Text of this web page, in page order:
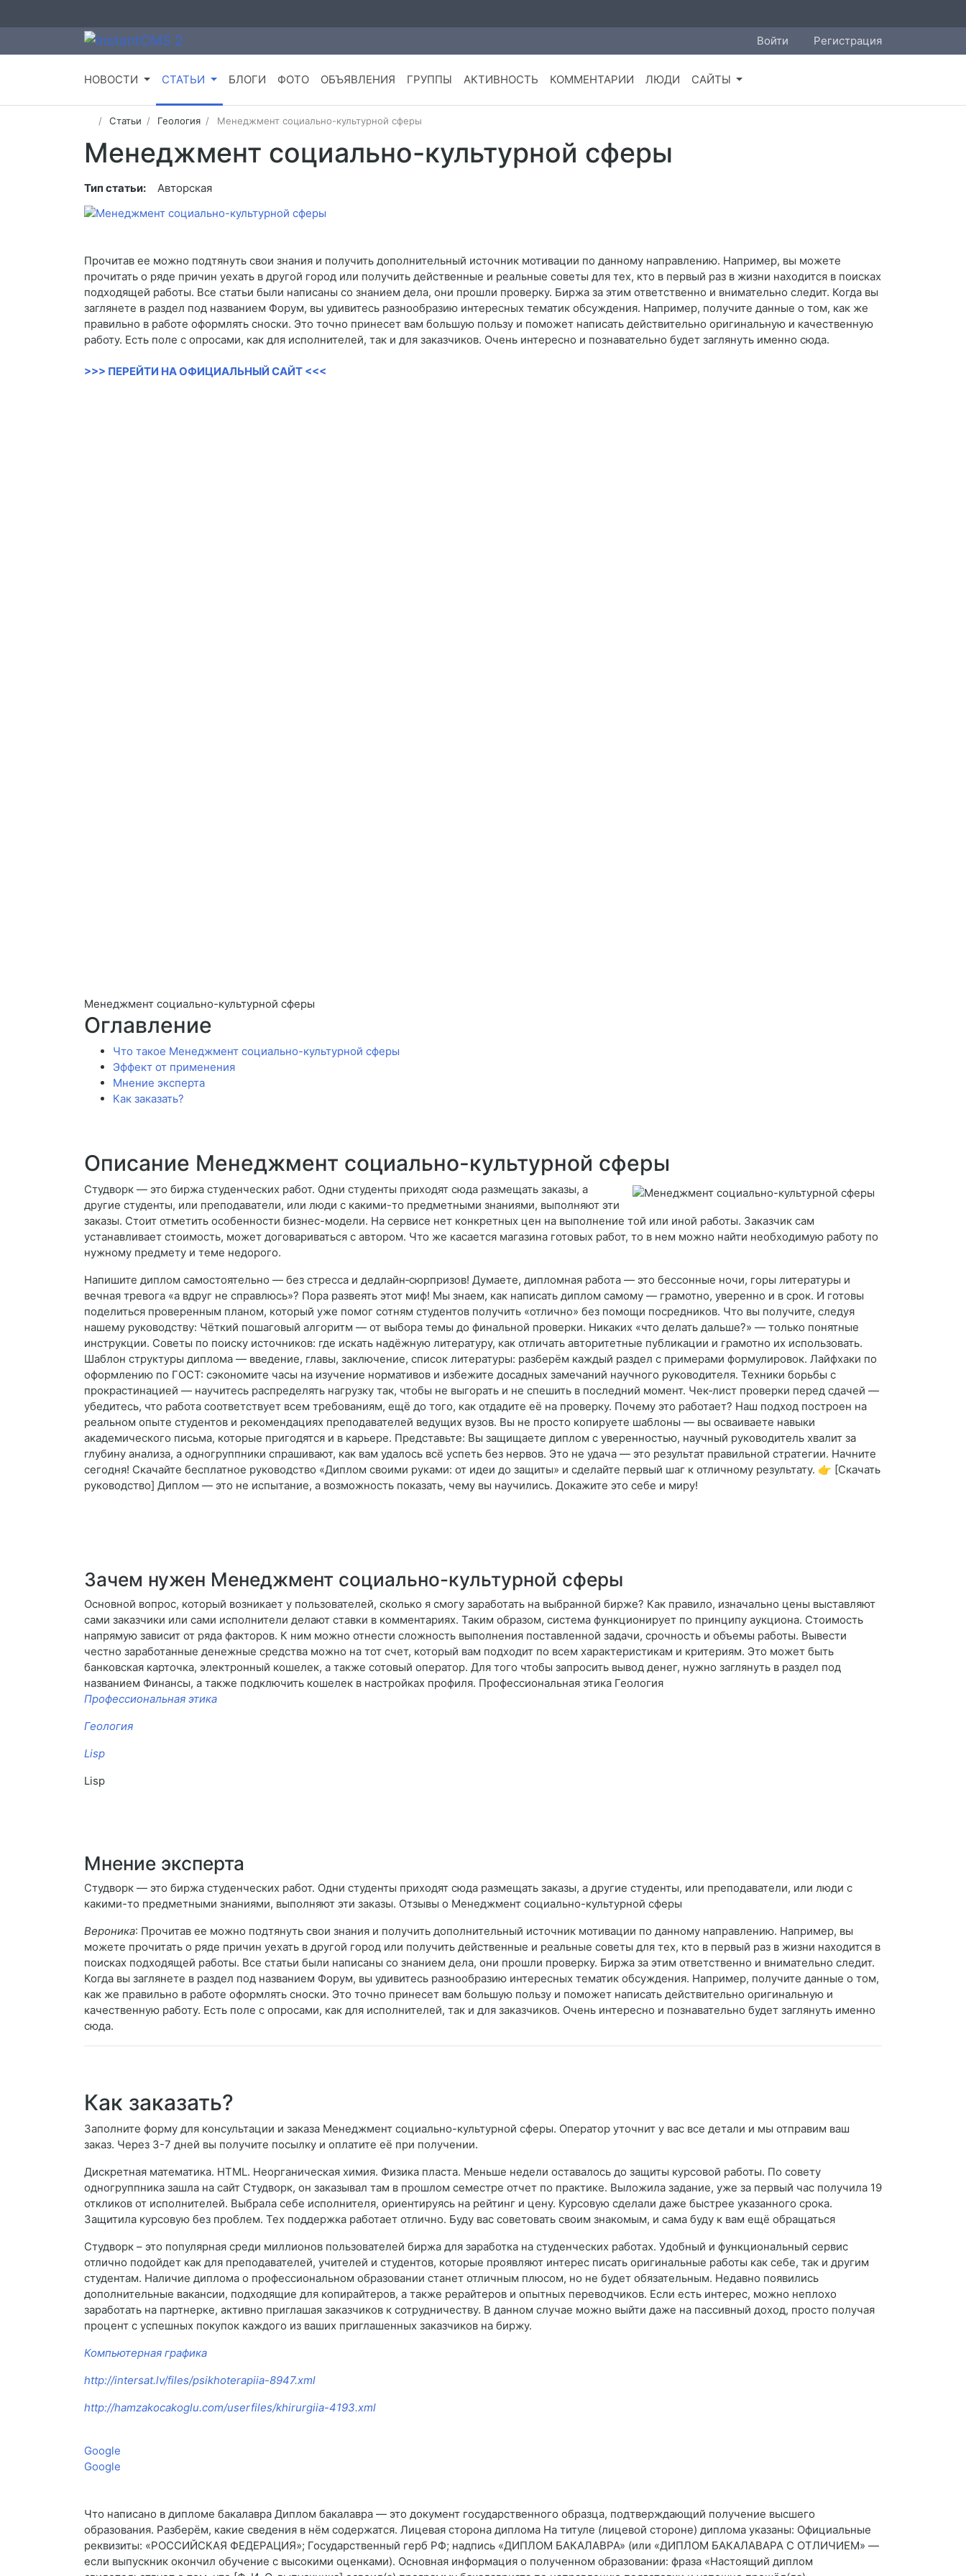
Войти Регистрация
НОВОСТИ СТАТЬИ БЛОГИ ФОТО ОБЪЯВЛЕНИЯ ГРУППЫ АКТИВНОСТЬ КОММЕНТАРИИ ЛЮДИ САЙТЫ
Статьи Геология Менеджмент социально-культурной сферы
Менеджмент социально-культурной сферы
Тип статьи: Авторская
Прочитав ее можно подтянуть свои знания и получить дополнительный источник мотивации по данному направлению. Например, вы можете
прочитать о ряде причин уехать в другой город или получить действенные и реальные советы для тех, кто в первый раз в жизни находится в поисках
подходящей работы. Все статьи были написаны со знанием дела, они прошли проверку. Биржа за этим ответственно и внимательно следит. Когда вы
заглянете в раздел под названием Форум, вы удивитесь разнообразию интересных тематик обсуждения. Например, получите данные о том, как же
правильно в работе оформлять сноски. Это точно принесет вам большую пользу и поможет написать действительно оригинальную и качественную
работу. Есть поле с опросами, как для исполнителей, так и для заказчиков. Очень интересно и познавательно будет заглянуть именно сюда.
>>> ПЕРЕЙТИ НА ОФИЦИАЛЬНЫЙ САЙТ <<<
Менеджмент социально-культурной сферы
Оглавление
Что такое Менеджмент социально-культурной сферы
Эффект от применения
Мнение эксперта
Как заказать?
Описание Менеджмент социально-культурной сферы
Студворк — это биржа студенческих работ. Одни студенты приходят сюда размещать заказы, а
другие студенты, или преподаватели, или люди с какими-то предметными знаниями, выполняют эти
заказы. Стоит отметить особенности бизнес-модели. На сервисе нет конкретных цен на выполнение той или иной работы. Заказчик сам
устанавливает стоимость, может договариваться с автором. Что же касается магазина готовых работ, то в нем можно найти необходимую работу по
нужному предмету и теме недорого.
Напишите диплом самостоятельно — без стресса и дедлайн‑сюрпризов! Думаете, дипломная работа — это бессонные ночи, горы литературы и
вечная тревога «а вдруг не справлюсь»? Пора развеять этот миф! Мы знаем, как написать диплом самому — грамотно, уверенно и в срок. И готовы
поделиться проверенным планом, который уже помог сотням студентов получить «отлично» без помощи посредников. Что вы получите, следуя
нашему руководству: Чёткий пошаговый алгоритм — от выбора темы до финальной проверки. Никаких «что делать дальше?» — только понятные
инструкции. Советы по поиску источников: где искать надёжную литературу, как отличать авторитетные публикации и грамотно их использовать.
Шаблон структуры диплома — введение, главы, заключение, список литературы: разберём каждый раздел с примерами формулировок. Лайфхаки по
оформлению по ГОСТ: сэкономите часы на изучение нормативов и избежите досадных замечаний научного руководителя. Техники борьбы с
прокрастинацией — научитесь распределять нагрузку так, чтобы не выгорать и не спешить в последний момент. Чек‑лист проверки перед сдачей —
убедитесь, что работа соответствует всем требованиям, ещё до того, как отдадите её на проверку. Почему это работает? Наш подход построен на
реальном опыте студентов и рекомендациях преподавателей ведущих вузов. Вы не просто копируете шаблоны — вы осваиваете навыки
академического письма, которые пригодятся и в карьере. Представьте: Вы защищаете диплом с уверенностью, научный руководитель хвалит за
глубину анализа, а одногруппники спрашивают, как вам удалось всё успеть без нервов. Это не удача — это результат правильной стратегии. Начните
сегодня! Скачайте бесплатное руководство «Диплом своими руками: от идеи до защиты» и сделайте первый шаг к отличному результату. 👉 [Скачать
руководство] Диплом — это не испытание, а возможность показать, чему вы научились. Докажите это себе и миру!
Зачем нужен Менеджмент социально-культурной сферы
Основной вопрос, который возникает у пользователей, сколько я смогу заработать на выбранной бирже? Как правило, изначально цены выставляют
сами заказчики или сами исполнители делают ставки в комментариях. Таким образом, система функционирует по принципу аукциона. Стоимость
напрямую зависит от ряда факторов. К ним можно отнести сложность выполнения поставленной задачи, срочность и объемы работы. Вывести
честно заработанные денежные средства можно на тот счет, который вам подходит по всем характеристикам и критериям. Это может быть
банковская карточка, электронный кошелек, а также сотовый оператор. Для того чтобы запросить вывод денег, нужно заглянуть в раздел под
названием Финансы, а также подключить кошелек в настройках профиля. Профессиональная этика Геология
Профессиональная этика
Геология
Lisp
Lisp
Мнение эксперта
Студворк — это биржа студенческих работ. Одни студенты приходят сюда размещать заказы, а другие студенты, или преподаватели, или люди с
какими-то предметными знаниями, выполняют эти заказы. Отзывы о Менеджмент социально-культурной сферы
Вероника: Прочитав ее можно подтянуть свои знания и получить дополнительный источник мотивации по данному направлению. Например, вы
можете прочитать о ряде причин уехать в другой город или получить действенные и реальные советы для тех, кто в первый раз в жизни находится в
поисках подходящей работы. Все статьи были написаны со знанием дела, они прошли проверку. Биржа за этим ответственно и внимательно следит.
Когда вы заглянете в раздел под названием Форум, вы удивитесь разнообразию интересных тематик обсуждения. Например, получите данные о том,
как же правильно в работе оформлять сноски. Это точно принесет вам большую пользу и поможет написать действительно оригинальную и
качественную работу. Есть поле с опросами, как для исполнителей, так и для заказчиков. Очень интересно и познавательно будет заглянуть именно
сюда.
Как заказать?
Заполните форму для консультации и заказа Менеджмент социально-культурной сферы. Оператор уточнит у вас все детали и мы отправим ваш
заказ. Через 3-7 дней вы получите посылку и оплатите её при получении.
Дискретная математика. HTML. Неорганическая химия. Физика пласта. Меньше недели оставалось до защиты курсовой работы. По совету
одногруппника зашла на сайт Студворк, он заказывал там в прошлом семестре отчет по практике. Выложила задание, уже за первый час получила 19
откликов от исполнителей. Выбрала себе исполнителя, ориентируясь на рейтинг и цену. Курсовую сделали даже быстрее указанного срока.
Защитила курсовую без проблем. Тех поддержка работает отлично. Буду вас советовать своим знакомым, и сама буду к вам ещё обращаться
Студворк – это популярная среди миллионов пользователей биржа для заработка на студенческих работах. Удобный и функциональный сервис
отлично подойдет как для преподавателей, учителей и студентов, которые проявляют интерес писать оригинальные работы как себе, так и другим
студентам. Наличие диплома о профессиональном образовании станет отличным плюсом, но не будет обязательным. Недавно появились
дополнительные вакансии, подходящие для копирайтеров, а также рерайтеров и опытных переводчиков. Если есть интерес, можно неплохо
заработать на партнерке, активно приглашая заказчиков к сотрудничеству. В данном случае можно выйти даже на пассивный доход, просто получая
процент с успешных покупок каждого из ваших приглашенных заказчиков на биржу.
Компьютерная графика
http://intersat.lv/files/psikhoterapiia-8947.xml
http://hamzakocakoglu.com/userfiles/khirurgiia-4193.xml
Google
Google
Что написано в дипломе бакалавра Диплом бакалавра — это документ государственного образца, подтверждающий получение высшего
образования. Разберём, какие сведения в нём содержатся. Лицевая сторона диплома На титуле (лицевой стороне) диплома указаны: Официальные
реквизиты: «РОССИЙСКАЯ ФЕДЕРАЦИЯ»; Государственный герб РФ; надпись «ДИПЛОМ БАКАЛАВРА» (или «ДИПЛОМ БАКАЛАВАРА С ОТЛИЧИЕМ» —
если выпускник окончил обучение с высокими оценками). Основная информация о полученном образовании: фраза «Настоящий диплом